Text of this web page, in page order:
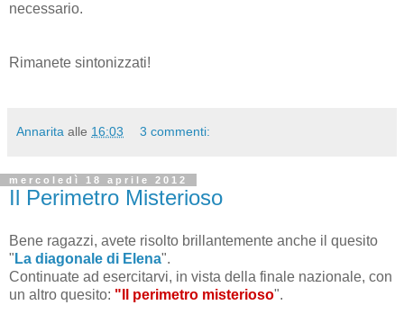
necessario.
Rimanete sintonizzati!
Annarita alle 16:03 3 commenti:
mercoledì 18 aprile 2012
Il Perimetro Misterioso
Bene ragazzi, avete risolto brillantemente anche il quesito
" La diagonale di Elena".
Continuate ad esercitarvi, in vista della finale nazionale, con
un altro quesito: "Il perimetro misterioso".